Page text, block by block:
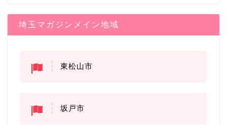
埼玉マガジンメイン地域
東松山市
坂戸市